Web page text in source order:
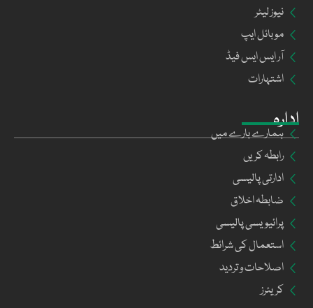
ادارہ
ہمارے بارے میں
رابطہ کریں
ادارتی پالیسی
ضابطہ اخلاق
پرائیویسی پالیسی
استعمال کی شرائط
اصلاحات و تردید
کریئرز
نیوز لیٹر
موبائل ایپ
آر ایس ایس فیڈ
اشتہارات